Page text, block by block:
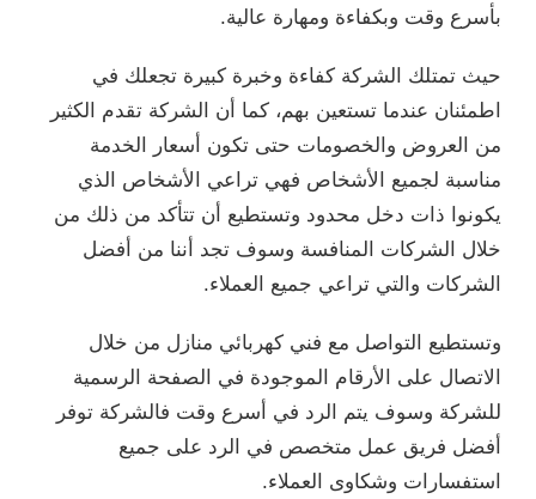
بأسرع وقت وبكفاءة ومهارة عالية.
حيث تمتلك الشركة كفاءة وخبرة كبيرة تجعلك في
اطمئنان عندما تستعين بهم، كما أن الشركة تقدم الكثير
من العروض والخصومات حتى تكون أسعار الخدمة
مناسبة لجميع الأشخاص فهي تراعي الأشخاص الذي
يكونوا ذات دخل محدود وتستطيع أن تتأكد من ذلك من
خلال الشركات المنافسة وسوف تجد أننا من أفضل
الشركات والتي تراعي جميع العملاء.
وتستطيع التواصل مع فني كهربائي منازل من خلال
الاتصال على الأرقام الموجودة في الصفحة الرسمية
للشركة وسوف يتم الرد في أسرع وقت فالشركة توفر
أفضل فريق عمل متخصص في الرد على جميع
استفسارات وشكاوى العملاء.